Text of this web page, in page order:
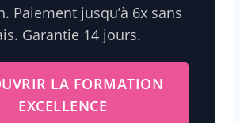
Paiement jusqu’à 6x sans
Garantie 14 jours.
LA FORMATION
EXCELLENCE